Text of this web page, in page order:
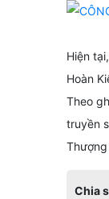
Hiện
Hoàn
Theo
truyền
Chia